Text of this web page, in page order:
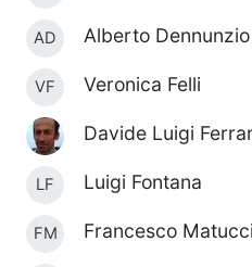
AD Alberto Dennunzio
VF Veronica Felli
Davide Luigi
LF Luigi Fontana
FM Francesco Matucci